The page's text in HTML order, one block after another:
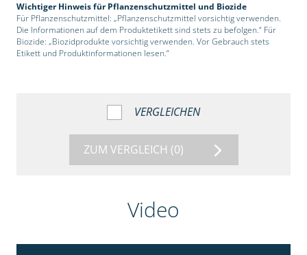
Wichtiger Hinweis für Pflanzenschutzmittel und Biozide
Für Pflanzenschutzmittel: „Pflanzenschutzmittel vorsichtig verwenden.
Die Informationen auf dem Produktetikett sind stets zu befolgen.“ Für
Biozide: „Biozidprodukte vorsichtig verwenden. Vor Gebrauch stets
Etikett und Produktinformationen lesen.“
VERGLEICHEN
ZUM VERGLEICH (0)
Video